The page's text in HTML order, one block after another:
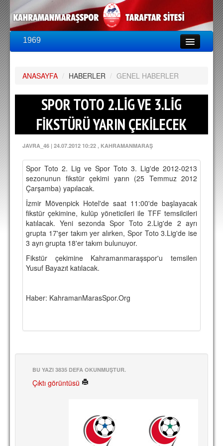
1969
PUAN DURUMU
FİKSTÜR
KADRO
A TAKIM KADROSU
TEKNİK KADRO
TRANSFERLER
TARAFTAR
BİLETLER
DEPLASMAN
LİSANSLI ÜRÜNLER
MULTİMEDYA
MARŞ & TEZAHÜRATLAR
YÖNETİM KURULU
ANASAYFA / HABERLER / GENEL HABERLER
SPOR TOTO 2.LİG VE 3.LİG
FİKSTÜRÜ YARIN ÇEKİLECEK
JAVRA_46 | 24.07.2012 10:22 , KAHRAMANMARAŞ
Spor Toto 2. Lig ve Spor Toto 3. Lig'de 2012-0213
sezonunun fikstür çekimi yarın (25 Temmuz 2012
Çarşamba) yapılacak.
İzmir Mövenpick Hotel'de saat 11:00'de başlayacak
fikstür çekimine, kulüp yöneticileri ile TFF temsilcileri
katılacak. Yeni sezonda Spor Toto 2.Lig'de 2 ayrı
grupta 17'şer takım yer alırken, Spor Toto 3.Lig'de ise
3 ayrı grupta 18'er takım bulunuyor.
Fikstür çekimine Kahramanmaraşspor'u temsilen
Yusuf Bayazıt katılacak.
Haber: KahramanMarasSpor.Org
BU YAZI 3835 DEFA OKUNMUŞTUR.
Çıktı görüntüsü